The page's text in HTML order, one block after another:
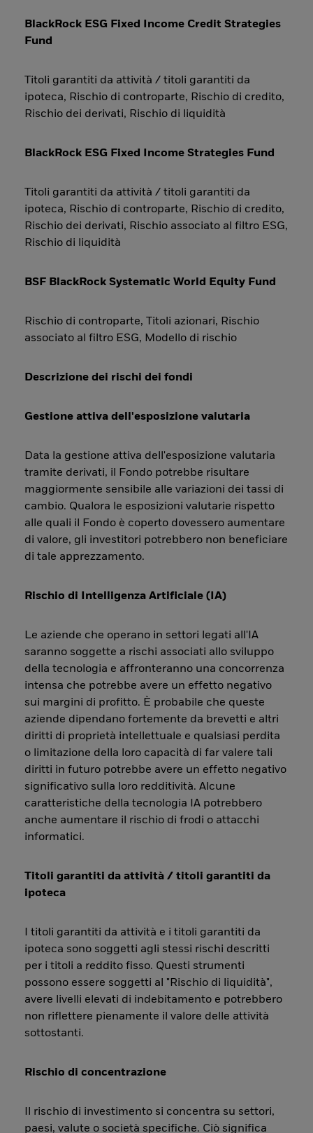
BlackRock ESG Fixed Income Credit Strategies
Fund
Titoli garantiti da attività / titoli garantiti da
ipoteca, Rischio di controparte, Rischio di credito,
Rischio dei derivati, Rischio di liquidità
BlackRock ESG Fixed Income Strategies Fund
Titoli garantiti da attività / titoli garantiti da
ipoteca, Rischio di controparte, Rischio di credito,
Rischio dei derivati, Rischio associato al filtro ESG,
Rischio di liquidità
BSF BlackRock Systematic World Equity Fund
Rischio di controparte, Titoli azionari, Rischio
associato al filtro ESG, Modello di rischio
Descrizione dei rischi dei fondi
Gestione attiva dell'esposizione valutaria
Data la gestione attiva dell'esposizione valutaria
tramite derivati, il Fondo potrebbe risultare
maggiormente sensibile alle variazioni dei tassi di
cambio. Qualora le esposizioni valutarie rispetto
alle quali il Fondo è coperto dovessero aumentare
di valore, gli investitori potrebbero non beneficiare
di tale apprezzamento.
Rischio di Intelligenza Artificiale (IA)
Le aziende che operano in settori legati all'IA
saranno soggette a rischi associati allo sviluppo
della tecnologia e affronteranno una concorrenza
intensa che potrebbe avere un effetto negativo
sui margini di profitto. È probabile che queste
aziende dipendano fortemente da brevetti e altri
diritti di proprietà intellettuale e qualsiasi perdita
o limitazione della loro capacità di far valere tali
diritti in futuro potrebbe avere un effetto negativo
significativo sulla loro redditività. Alcune
caratteristiche della tecnologia IA potrebbero
anche aumentare il rischio di frodi o attacchi
informatici.
Titoli garantiti da attività / titoli garantiti da
ipoteca
I titoli garantiti da attività e i titoli garantiti da
ipoteca sono soggetti agli stessi rischi descritti
per i titoli a reddito fisso. Questi strumenti
possono essere soggetti al "Rischio di liquidità",
avere livelli elevati di indebitamento e potrebbero
non riflettere pienamente il valore delle attività
sottostanti.
Rischio di concentrazione
Il rischio di investimento si concentra su settori,
paesi, valute o società specifiche. Ciò significa